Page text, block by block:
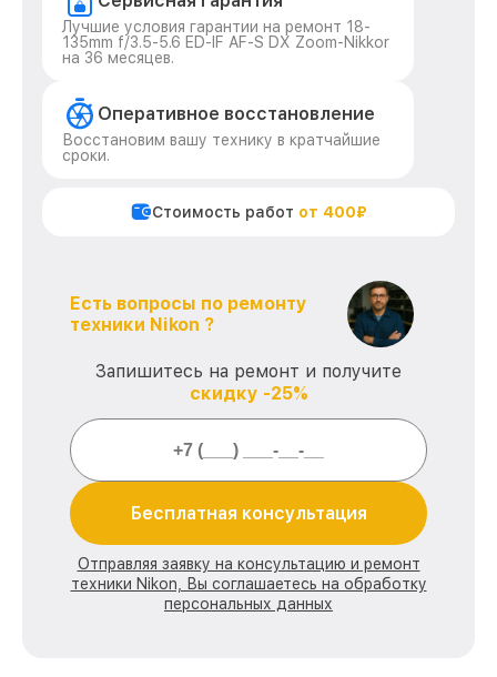
Лучшие условия гарантии на ремонт 18-
135mm f/3.5-5.6 ED-IF AF-S DX Zoom-Nikkor
на 36 месяцев.
Оперативное восстановление
Восстановим вашу технику в кратчайшие
сроки.
Стоимость работ от 400₽
Есть вопросы по ремонту
техники Nikon ?
Запишитесь на ремонт и получите
скидку -25%
Бесплатная консультация
Отправляя заявку на консультацию и ремонт
техники Nikon, Вы соглашаетесь на обработку
персональных данных